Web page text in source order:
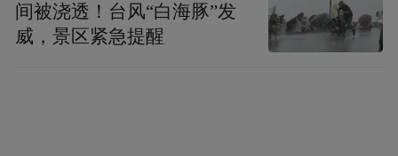
间被浇透！台风“白海豚”发
威，景区紧急提醒